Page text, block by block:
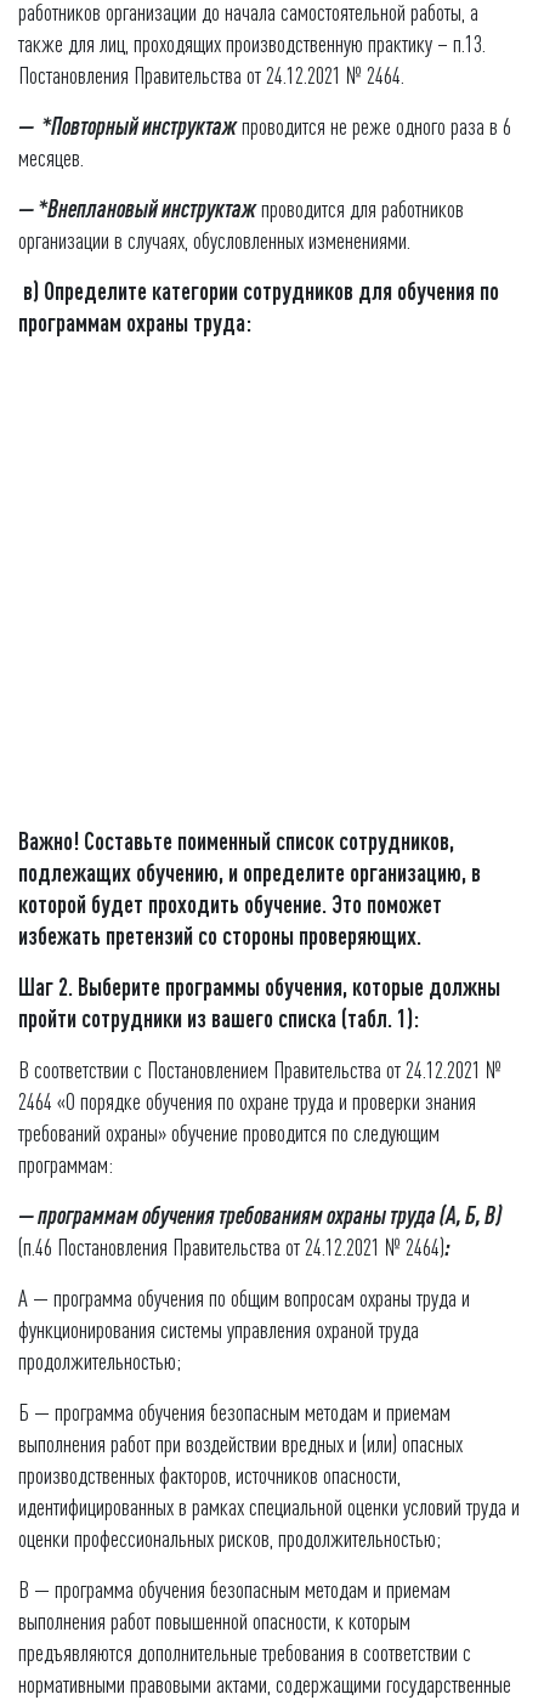
работников организации до начала самостоятельной работы, а
также для лиц, проходящих производственную практику – п.13.
Постановления Правительства от 24.12.2021 № 2464.
— *Повторный инструктажпроводится не реже одного раза в 6
месяцев.
— *Внеплановый инструктажпроводится для работников
организации в случаях, обусловленных изменениями.
в) Определите категории сотрудников для обучения по
программам охраны труда:
Важно! Составьте поименный список сотрудников,
подлежащих обучению, и определите организацию, в
которой будет проходить обучение. Это поможет
избежать претензий со стороны проверяющих.
Шаг 2. Выберите программы обучения, которые должны
пройти сотрудники из вашего списка (табл. 1):
В соответствии с Постановлением Правительства от 24.12.2021 №
2464 «О порядке обучения по охране труда и проверки знания
требований охраны» обучение проводится по следующим
программам:
— программам обучения требованиям охраны труда (А, Б, В)
(п.46 Постановления Правительства от 24.12.2021 № 2464):
А — программа обучения по общим вопросам охраны труда и
функционирования системы управления охраной труда
продолжительностью;
Б — программа обучения безопасным методам и приемам
выполнения работ при воздействии вредных и (или) опасных
производственных факторов, источников опасности,
идентифицированных в рамках специальной оценки условий труда и
оценки профессиональных рисков, продолжительностью;
В — программа обучения безопасным методам и приемам
выполнения работ повышенной опасности, к которым
предъявляются дополнительные требования в соответствии с
нормативными правовыми актами, содержащими государственные